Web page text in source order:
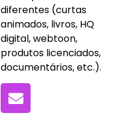
diferentes (curtas
animados, livros, HQ
digital, webtoon,
produtos licenciados,
documentários, etc.).